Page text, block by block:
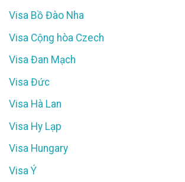
Visa Bồ Đào Nha
Visa Cộng hòa Czech
Visa Đan Mạch
Visa Đức
Visa Hà Lan
Visa Hy Lạp
Visa Hungary
Visa Ý